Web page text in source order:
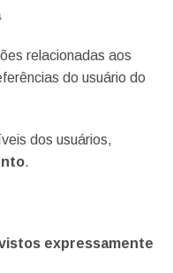
relacionadas aos
do usuário do
dos usuários,
.
expressamente